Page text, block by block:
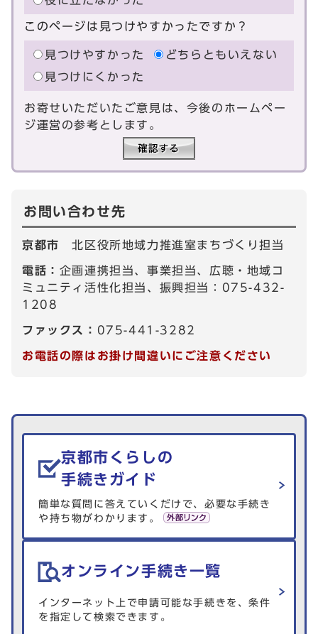
このページは見つけやすかったですか？
見つけやすかった
どちらともいえない
見つけにくかった
お寄せいただいたご意見は、今後のホームペー
ジ運営の参考とします。
お問い合わせ先
京都市北区役所地域力推進室まちづくり担当
電話： 企画連携担当、事業担当、広聴・地域コ
ミュニティ活性化担当、振興担当：075-432-
1208
ファックス： 075-441-3282
お電話の際はお掛け間違いにご注意ください
生活情報を探す
京都市くらしの
手続きガイド
簡単な質問に答えていくだけで、必要な手続き
や持ち物がわかります。
オンライン手続き一覧
インターネット上で申請可能な手続きを、条件
を指定して検索できます。